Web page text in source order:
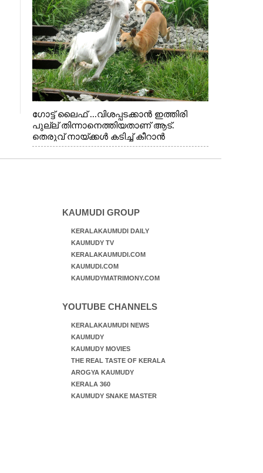
ഗോട്ട് ലൈഫ് ...വിശപ്പടക്കാൻ ഇത്തിരി
പുല്ല് തിന്നാനെത്തിയതാണ് ആട്.
തെരുവ് നായ്ക്കൾ കടിച്ച് കീറാൻ
വന്നതോടെ വയറിന്റെ ആന്തൽ മറന്ന്
ജീവന് വേണ്ടിയായി ഓട്ടം. എറണാകുളം
KAUMUDI GROUP
KERALAKAUMUDI DAILY
KAUMUDY TV
KERALAKAUMUDI.COM
KAUMUDI.COM
KAUMUDYMATRIMONY.COM
YOUTUBE CHANNELS
KERALAKAUMUDI NEWS
KAUMUDY
KAUMUDY MOVIES
THE REAL TASTE OF KERALA
AROGYA KAUMUDY
KERALA 360
KAUMUDY SNAKE MASTER